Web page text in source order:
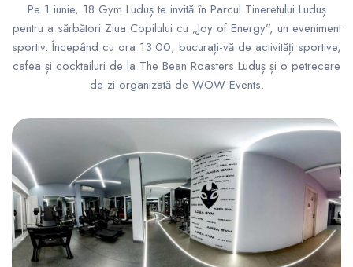
Pe 1 iunie, 18 Gym Luduș te invită în Parcul Tineretului Luduș
pentru a sărbători Ziua Copilului cu „Joy of Energy”, un eveniment
sportiv. Începând cu ora 13:00, bucurați-vă de activități sportive,
cafea și cocktailuri de la The Bean Roasters Luduș și o petrecere
de zi organizată de WOW Events.